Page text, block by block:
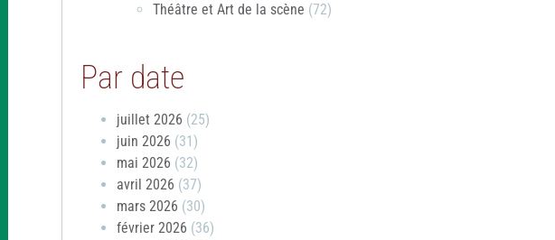
Théâtre et Art de la scène (72)
Par date
juillet 2026 (25)
juin 2026 (31)
mai 2026 (32)
avril 2026 (37)
mars 2026 (30)
février 2026 (36)